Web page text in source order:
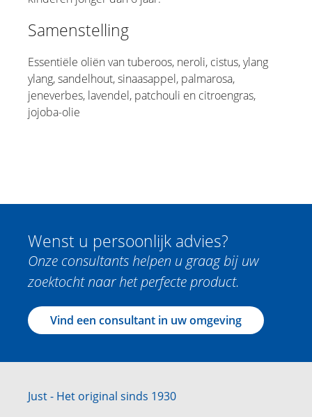
Samenstelling
Essentiële oliën van tuberoos, neroli, cistus, ylang
ylang, sandelhout, sinaasappel, palmarosa,
jeneverbes, lavendel, patchouli en citroengras,
jojoba-olie
Wenst u persoonlijk advies?
Onze consultants helpen u graag bij uw
zoektocht naar het perfecte product.
Vind een consultant in uw omgeving
Just - Het original sinds 1930